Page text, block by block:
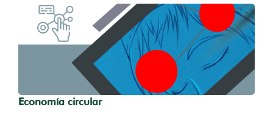
Economía circular